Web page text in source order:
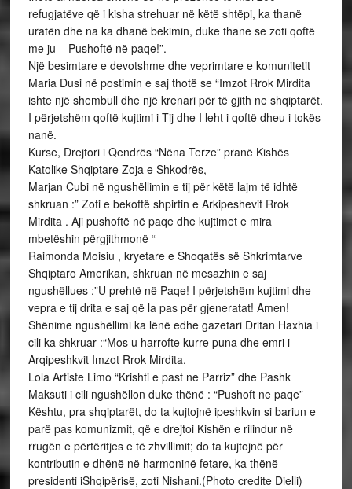
refugjatëve që i kisha strehuar në këtë shtëpi, ka thanë
uratën dhe na ka dhanë bekimin, duke thane se zoti qoftë
me ju – Pushoftë në paqe!”.
Një besimtare e devotshme dhe veprimtare e komunitetit
Maria Dusi në postimin e saj thotë se “Imzot Rrok Mirdita
ishte një shembull dhe një krenari për të gjith ne shqiptarët.
I përjetshëm qoftë kujtimi i Tij dhe I leht i qoftë dheu i tokës
nanë.
Kurse, Drejtori i Qendrës “Nëna Terze” pranë Kishës
Katolike Shqiptare Zoja e Shkodrës,
Marjan Cubi në ngushëllimin e tij për këtë lajm të idhtë
shkruan :” Zoti e bekoftë shpirtin e Arkipeshevit Rrok
Mirdita . Aji pushoftë në paqe dhe kujtimet e mira
mbetëshin përgjithmonë “
Raimonda Moisiu , kryetare e Shoqatës së Shkrimtarve
Shqiptaro Amerikan, shkruan në mesazhin e saj
ngushëllues :”U prehtë në Paqe! I përjetshëm kujtimi dhe
vepra e tij drita e saj që la pas për gjeneratat! Amen!
Shënime ngushëllimi ka lënë edhe gazetari Dritan Haxhia i
cili ka shkruar :“Mos u harrofte kurre puna dhe emri i
Arqipeshkvit Imzot Rrok Mirdita.
Lola Artiste Limo “Krishti e past ne Parriz” dhe Pashk
Maksuti i cili ngushëllon duke thënë : “Pushoft ne paqe”
Kështu, pra shqiptarët, do ta kujtojnë ipeshkvin si bariun e
parë pas komunizmit, që e drejtoi Kishën e rilindur në
rrugën e përtëritjes e të zhvillimit; do ta kujtojnë për
kontributin e dhënë në harmoninë fetare, ka thënë
presidenti iShqipërisë, zoti Nishani.(Photo credite Dielli)